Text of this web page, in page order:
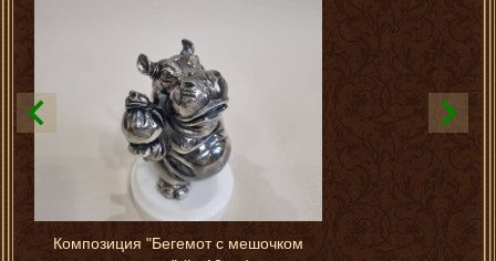
Композиция "Бегемот с мешочком